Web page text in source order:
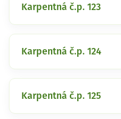
Karpentná č.p. 123
Karpentná č.p. 124
Karpentná č.p. 125